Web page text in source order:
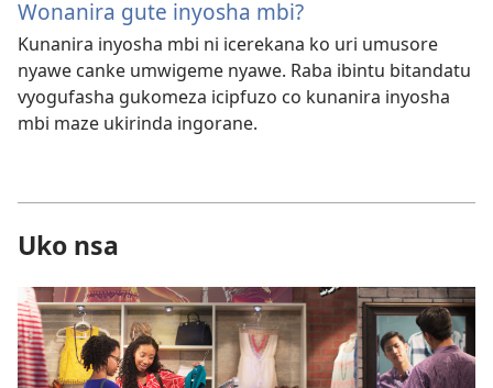
Wonanira gute inyosha mbi?
Kunanira inyosha mbi ni icerekana ko uri umusore
nyawe canke umwigeme nyawe. Raba ibintu bitandatu
vyogufasha gukomeza icipfuzo co kunanira inyosha
mbi maze ukirinda ingorane.
Uko nsa